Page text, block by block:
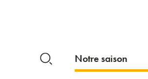
Notre saison